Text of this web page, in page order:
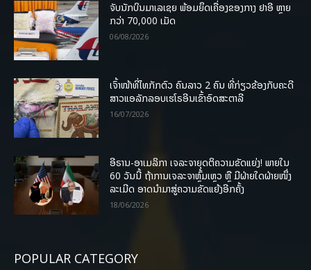
ຈັບນັກບິນມາເລເຊຍ ພ້ອມຍຶດເຄື່ອງຂອງກາງ ຢາອີ ຫຼາຍ
ກວ່າ 70,000 ເມັດ
06/08/2026
ເຈົ້າໜ້າທີ່ໄທກັກຕົວ ຄົນລາວ 2 ຄົນ ທີ່ກ່ຽວຂ້ອງກັບຄະດີ
ສາວແອລັກລອບເຮໂຣອີນເຂົ້າອົດສະຕາລີ
16/07/2026
ອີຣານ-ອາເມລິກາ ເຈລະຈາຍຸດຕິຄວາມຂັດແຍ່ງ! ພາຍໃນ
60 ວັນນີ້ ຖ້າການເຈລະຈາຫຼົ້ມເຫຼວ ຫຼື ມີຝ່າຍໃດຝ່າຍໜຶ່ງ
ລະເມີດ ອາດນໍາມາສູ່ຄວາມຂັດແຍ້ງອີກຄັ້ງ
18/06/2026
POPULAR CATEGORY